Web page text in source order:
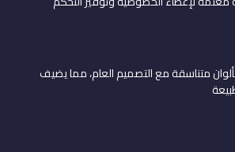
متناسقة مع التصميم العام، مما يضيف